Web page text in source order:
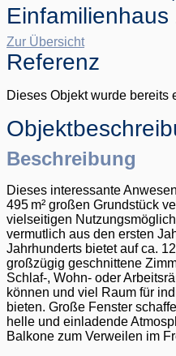
Zur Übersicht
Referenz
Dieses Objekt wurde bereits
Beschreibung
Dieses interessante
495 m² großen Grundstück
vielseitigen
vermutlich aus den ersten
Jahrhunderts bietet auf ca.
großzügig geschnittene
Schlaf-, Wohn- oder
können und viel Raum für
bieten. Große Fenster
helle und einladende
Balkone zum Verweilen im